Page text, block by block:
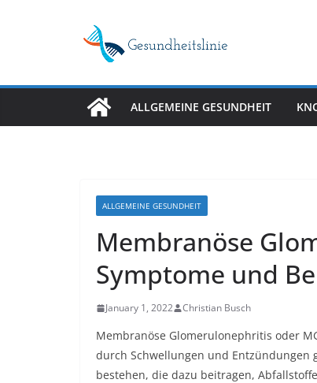
ALLGEMEINE GESUNDHEIT
ALLGEMEINE GESUNDHEIT
Membranöse
Symptome und
January 1, 2022 Christian Busch
Membranöse Glomerulonephritis oder
durch Schwellungen und Entzündungen
bestehen, die dazu beitragen,